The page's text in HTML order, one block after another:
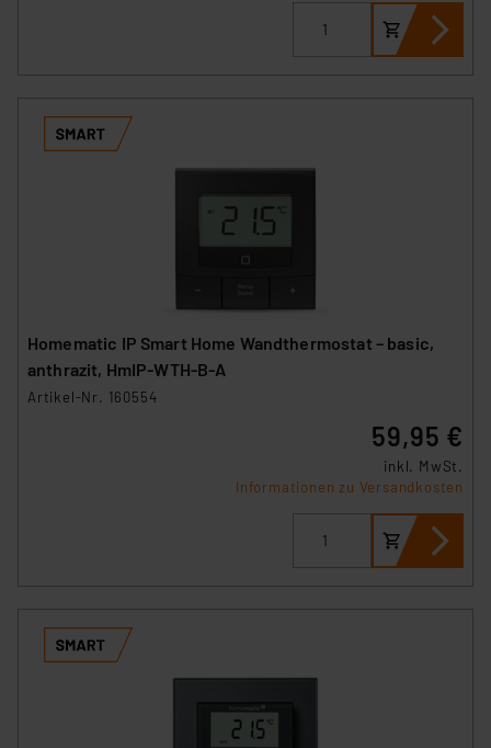
Homematic IP Smart Home Wandthermostat – basic,
anthrazit, HmIP-WTH-B-A
Artikel-Nr. 160554
59,95 €
inkl. MwSt.
Informationen zu Versandkosten